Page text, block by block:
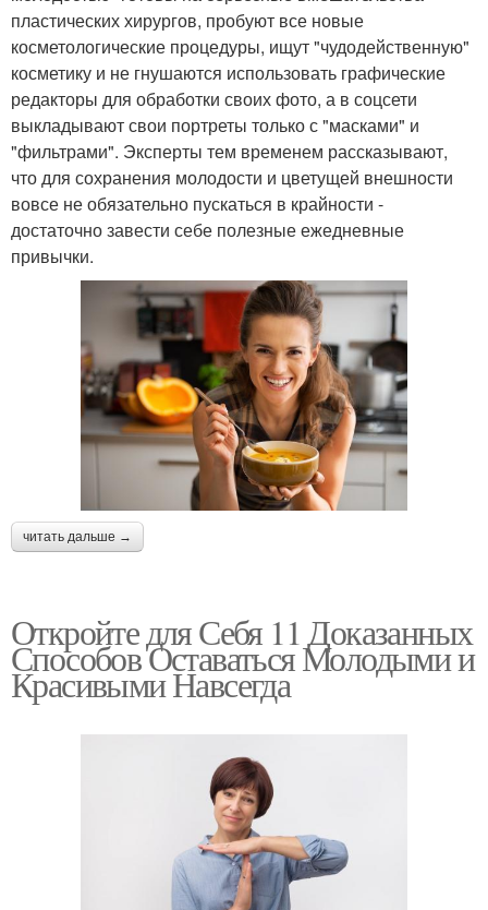
пластических хирургов, пробуют все новые
косметологические процедуры, ищут "чудодейственную"
косметику и не гнушаются использовать графические
редакторы для обработки своих фото, а в соцсети
выкладывают свои портреты только с "масками" и
"фильтрами". Эксперты тем временем рассказывают,
что для сохранения молодости и цветущей внешности
вовсе не обязательно пускаться в крайности -
достаточно завести себе полезные ежедневные
привычки.
читать дальше →
Откройте для Себя 11 Доказанных
Способов Оставаться Молодыми и
Красивыми Навсегда